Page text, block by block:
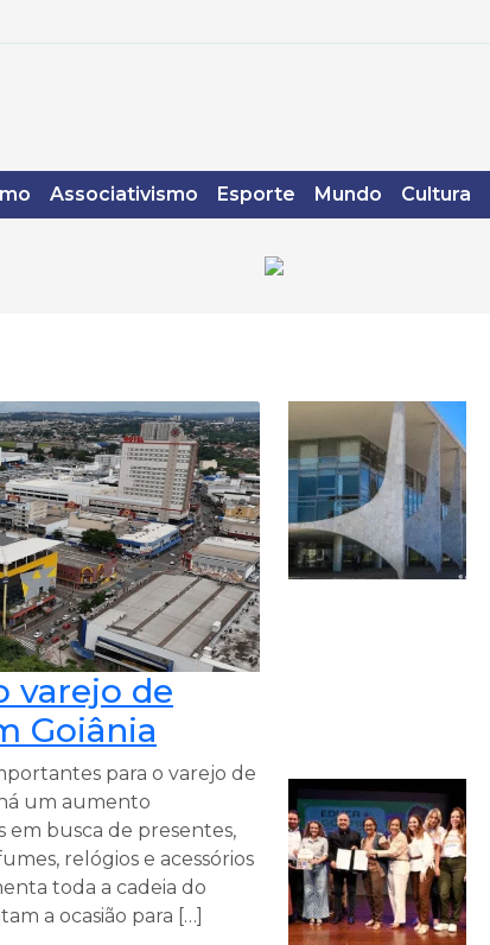
Associativismo Esporte Mundo Cultura
varejo de
Goiânia
para o varejo de
um aumento
em busca de presentes,
relógios e acessórios
toda a cadeia do
a ocasião para […]